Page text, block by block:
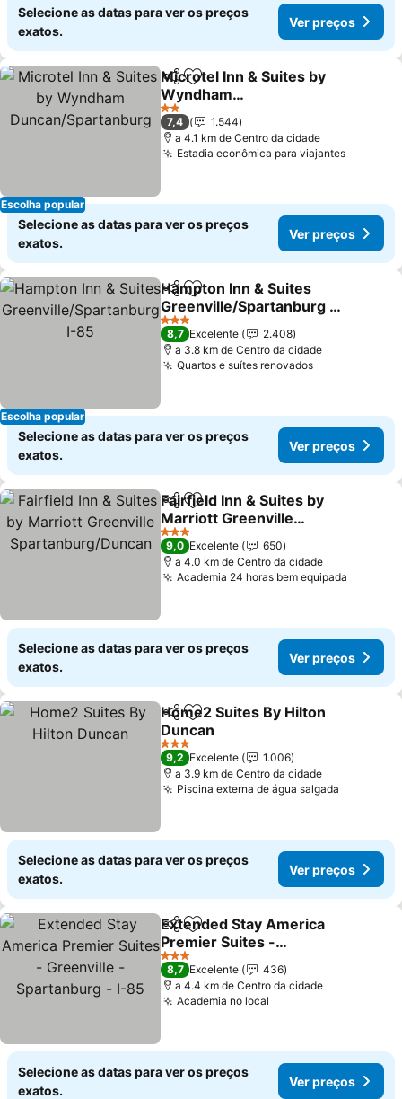
Selecione as datas para ver os preços
exatos.
Ver preços
Escolha popular
PartilharAdicionar aos favoritos
Microtel Inn & Suites by
Wyndham
Duncan/Spartanburg
2 Estrelas
7,4
1.544
a 4.1 km de Centro da cidade
Estadia econômica para viajantes
Selecione as datas para ver os preços
exatos.
Ver preços
Escolha popular
PartilharAdicionar aos favoritos
Hampton Inn & Suites
Greenville/Spartanburg I-
85
3 Estrelas
8,7 Excelente
2.408
a 3.8 km de Centro da cidade
Quartos e suítes renovados
Selecione as datas para ver os preços
exatos.
Ver preços
PartilharAdicionar aos favoritos
Fairfield Inn & Suites by
Marriott Greenville
Spartanburg/Duncan
3 Estrelas
9,0 Excelente
650
a 4.0 km de Centro da cidade
Academia 24 horas bem equipada
Selecione as datas para ver os preços
exatos.
Ver preços
PartilharAdicionar aos favoritos
Home2 Suites By Hilton
Duncan
3 Estrelas
9,2 Excelente
1.006
a 3.9 km de Centro da cidade
Piscina externa de água salgada
Selecione as datas para ver os preços
exatos.
Ver preços
PartilharAdicionar aos favoritos
Extended Stay America
Premier Suites -
Greenville - Spartanburg
- I-85
3 Estrelas
8,7 Excelente
436
a 4.4 km de Centro da cidade
Academia no local
Selecione as datas para ver os preços
exatos.
Ver preços